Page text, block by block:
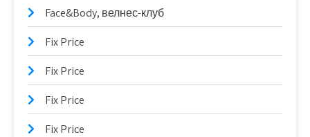
Face&Body, велнес-клуб
Fix Price
Fix Price
Fix Price
Fix Price